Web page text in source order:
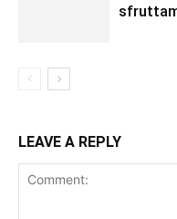
LEAVE A REPLY